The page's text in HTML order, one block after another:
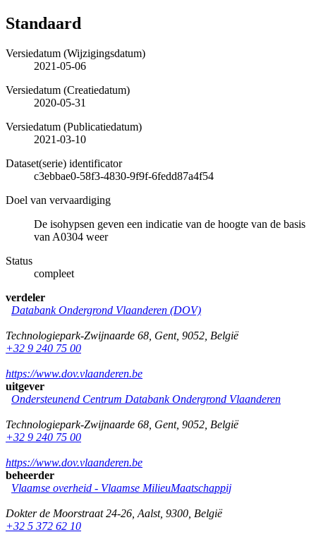
Standaard
Versiedatum (Wijzigingsdatum)
2021-05-06
Versiedatum (Creatiedatum)
2020-05-31
Versiedatum (Publicatiedatum)
2021-03-10
Dataset(serie) identificator
c3ebbae0-58f3-4830-9f9f-6fedd87a4f54
Doel van vervaardiging
De isohypsen geven een indicatie van de hoogte van de basis
van A0304 weer
Status
compleet
verdeler
Databank Ondergrond Vlaanderen (DOV)
Technologiepark-Zwijnaarde 68 Gent, 9052 België
+32 9 240 75 00
https://www.dov.vlaanderen.be
uitgever
Ondersteunend Centrum Databank Ondergrond Vlaanderen
Technologiepark-Zwijnaarde 68 Gent, 9052 België
+32 9 240 75 00
https://www.dov.vlaanderen.be
beheerder
Vlaamse overheid - Vlaamse MilieuMaatschappij
Dokter de Moorstraat 24-26 Aalst, 9300 België
+32 5 372 62 10